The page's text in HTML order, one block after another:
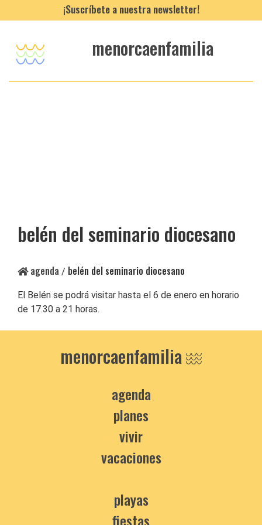
¡Suscríbete a nuestra newsletter!
menorcaenfamilia
belén del seminario diocesano
agenda / belén del seminario diocesano
El Belén se podrá visitar hasta el 6 de enero en horario
de 17.30 a 21 horas.
menorcaenfamilia
agenda
planes
vivir
vacaciones
playas
fiestas